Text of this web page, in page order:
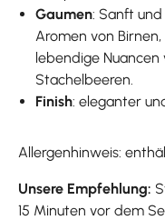
Gaumen: Sanft
Aromen von
lebendige
Stachelbeeren.
Finish: eleganter
Allergenhinweis:
Unsere Empfehlung:
15 Minuten vor dem